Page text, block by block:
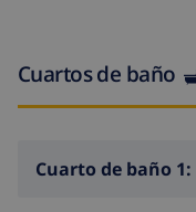
Cuartos de baño
Cuarto de baño 1: